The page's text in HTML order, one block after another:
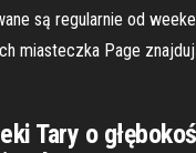
są regularnie od
miasteczka Page
Tary o